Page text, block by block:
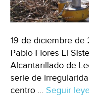
19 de diciembre de
Pablo Flores El
Alcantarillado de
serie de
centro … Seguir